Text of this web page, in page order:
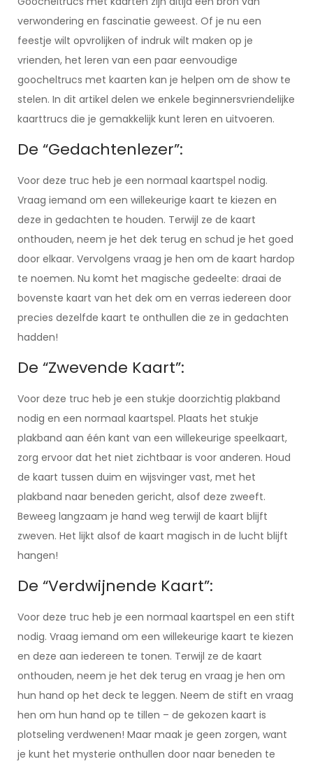
verwondering en fascinatie geweest. Of je nu een
feestje wilt opvrolijken of indruk wilt maken op je
vrienden, het leren van een paar eenvoudige
goocheltrucs met kaarten kan je helpen om de show te
stelen. In dit artikel delen we enkele beginnersvriendelijke
kaarttrucs die je gemakkelijk kunt leren en uitvoeren.
De “Gedachtenlezer”:
Voor deze truc heb je een normaal kaartspel nodig.
Vraag iemand om een willekeurige kaart te kiezen en
deze in gedachten te houden. Terwijl ze de kaart
onthouden, neem je het dek terug en schud je het goed
door elkaar. Vervolgens vraag je hen om de kaart hardop
te noemen. Nu komt het magische gedeelte: draai de
bovenste kaart van het dek om en verras iedereen door
precies dezelfde kaart te onthullen die ze in gedachten
hadden!
De “Zwevende Kaart”:
Voor deze truc heb je een stukje doorzichtig plakband
nodig en een normaal kaartspel. Plaats het stukje
plakband aan één kant van een willekeurige speelkaart,
zorg ervoor dat het niet zichtbaar is voor anderen. Houd
de kaart tussen duim en wijsvinger vast, met het
plakband naar beneden gericht, alsof deze zweeft.
Beweeg langzaam je hand weg terwijl de kaart blijft
zweven. Het lijkt alsof de kaart magisch in de lucht blijft
hangen!
De “Verdwijnende Kaart”:
Voor deze truc heb je een normaal kaartspel en een stift
nodig. Vraag iemand om een willekeurige kaart te kiezen
en deze aan iedereen te tonen. Terwijl ze de kaart
onthouden, neem je het dek terug en vraag je hen om
hun hand op het deck te leggen. Neem de stift en vraag
hen om hun hand op te tillen – de gekozen kaart is
plotseling verdwenen! Maar maak je geen zorgen, want
je kunt het mysterie onthullen door naar beneden te